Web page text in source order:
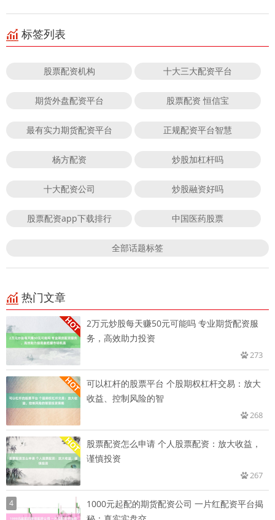
标签列表
股票配资机构 十大三大配资平台
期货外盘配资平台 股票配资 恒信宝
最有实力期货配资平台 正规配资平台智慧
杨方配资 炒股加杠杆吗
十大配资公司 炒股融资好吗
股票配资app下载排行 中国医药股票
全部话题标签
热门文章
2万元炒股每天赚50元可能吗 专业期货配资服
务，高效助力投资
273
可以杠杆的股票平台 个股期权杠杆交易：放大
收益、控制风险的智
268
股票配资怎么申请 个人股票配资：放大收益，
谨慎投资
267
4
1000元起配的期货配资公司 一片红配资平台揭